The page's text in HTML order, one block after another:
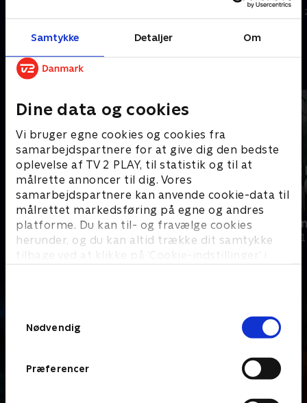
Samtykke Detaljer Om
Dine data og cookies
Vi bruger egne cookies og cookies fra
samarbejdspartnere for at give dig den bedste
oplevelse af TV 2 PLAY, til statistik og til at
målrette annoncer til dig. Vores
samarbejdspartnere kan anvende cookie-data til
målrettet markedsføring på egne og andres
platforme. Du kan til- og fravælge cookies
herunder, og du kan altid trække dit samtykke
tilbage ved at klikke på ’Cookie-indstillinger’ i
Nødvendig
Præferencer
Andre så også
Håbløst arbejde
Dokumentar • 1 sæsoner
Den skjulte
Dokumentar •